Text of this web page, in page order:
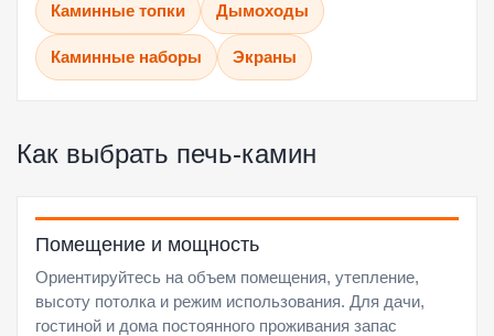
Каминные топки Дымоходы
Каминные наборы Экраны
Как выбрать печь-камин
Помещение и мощность
Ориентируйтесь на объем помещения, утепление,
высоту потолка и режим использования. Для дачи,
гостиной и дома постоянного проживания запас